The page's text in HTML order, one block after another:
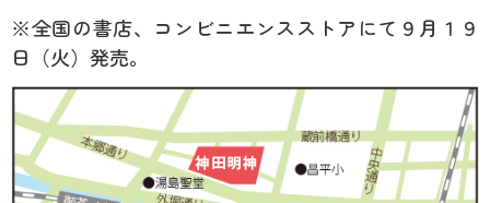
※全国の書店、コンビニエンスストアにて９月１９
日（火）発売。